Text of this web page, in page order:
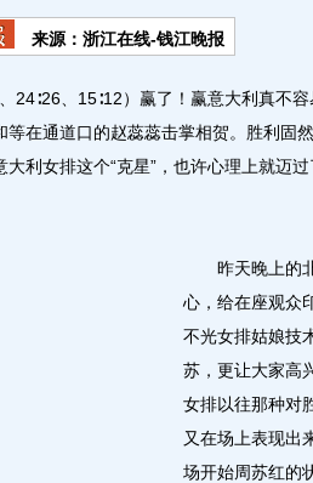
来源：浙江在线-钱江晚报
、15∶12）赢了！赢意大利真不容
在通道口的赵蕊蕊击掌相贺。胜利固
利女排这个“克星”，也许心理上就迈过
昨天晚上的
心，给在座观众
不光女排姑娘技
苏，更让大家高
女排以往那种对
又在场上表现出
场开始周苏红的